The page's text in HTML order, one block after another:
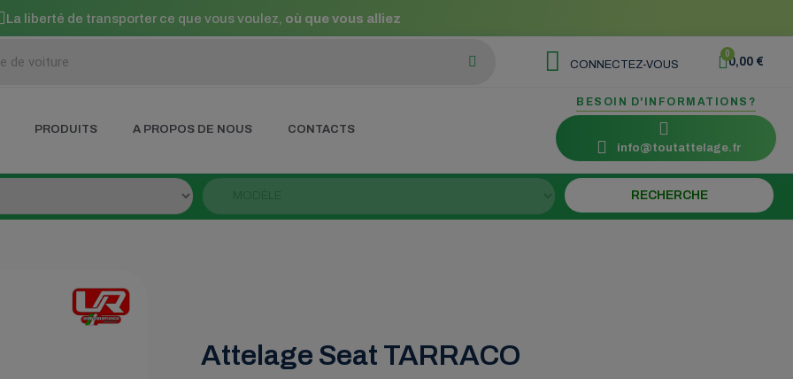
La liberté de transporter ce que vous voulez, où que vous alliez
CONNECTEZ-VOUS 0,00 €
PRODUITS A PROPOS DE NOUS CONTACTS
BESOIN D'INFORMATIONS?
info@toutattelage.fr
Attelage Seat TARRACO